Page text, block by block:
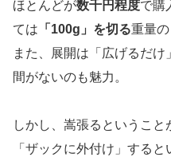
ほとんどが数千円程度で購
ては 「100g」を切る重量の
また、展開は「広げるだ
間がないのも魅力。
しかし、嵩張るということ
「ザックに外付け」する